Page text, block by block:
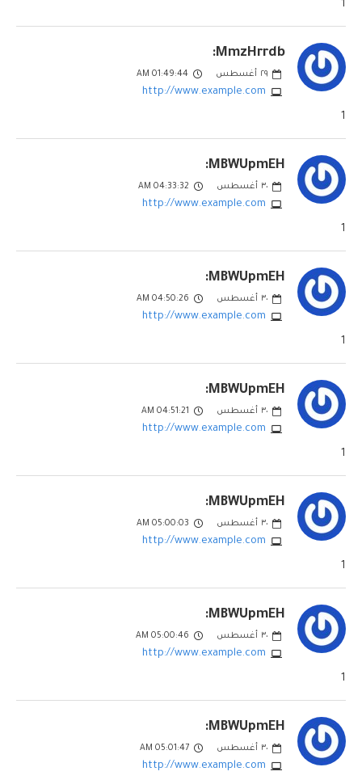
1
MmzHrrdb:
٢٩ أغسطس 01:49:44 AM
http://www.example.com
1
MBWUpmEH:
٣٠ أغسطس 04:33:32 AM
http://www.example.com
1
MBWUpmEH:
٣٠ أغسطس 04:50:26 AM
http://www.example.com
1
MBWUpmEH:
٣٠ أغسطس 04:51:21 AM
http://www.example.com
1
MBWUpmEH:
٣٠ أغسطس 05:00:03 AM
http://www.example.com
1
MBWUpmEH:
٣٠ أغسطس 05:00:46 AM
http://www.example.com
1
MBWUpmEH:
٣٠ أغسطس 05:01:47 AM
http://www.example.com